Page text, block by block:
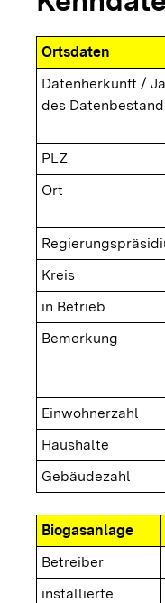
Ortsdaten
Datenherkunft /
des
PLZ
Ort
Kreis
in Betrieb
Bemerkung
Einwohnerzahl
Haushalte
Gebäudezahl
Biogasanlage
Betreiber
installierte